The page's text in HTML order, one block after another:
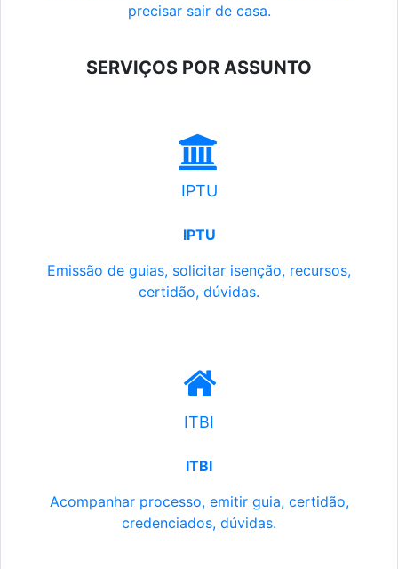
precisar sair de casa.
SERVIÇOS POR ASSUNTO
IPTU
IPTU
Emissão de guias, solicitar isenção, recursos,
certidão, dúvidas.
ITBI
ITBI
Acompanhar processo, emitir guia, certidão,
credenciados, dúvidas.